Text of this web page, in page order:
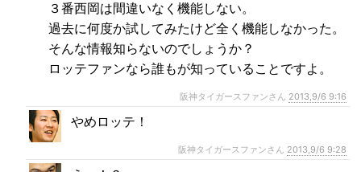
３番西岡は間違いなく機能しない。
過去に何度か試してみたけど全く機能しなかった。
そんな情報知らないのでしょうか？
ロッテファンなら誰もが知っていることですよ。
阪神タイガースファンさん 2013,9/6 9:16
やめロッテ！
阪神タイガースファンさん 2013,9/6 9:28